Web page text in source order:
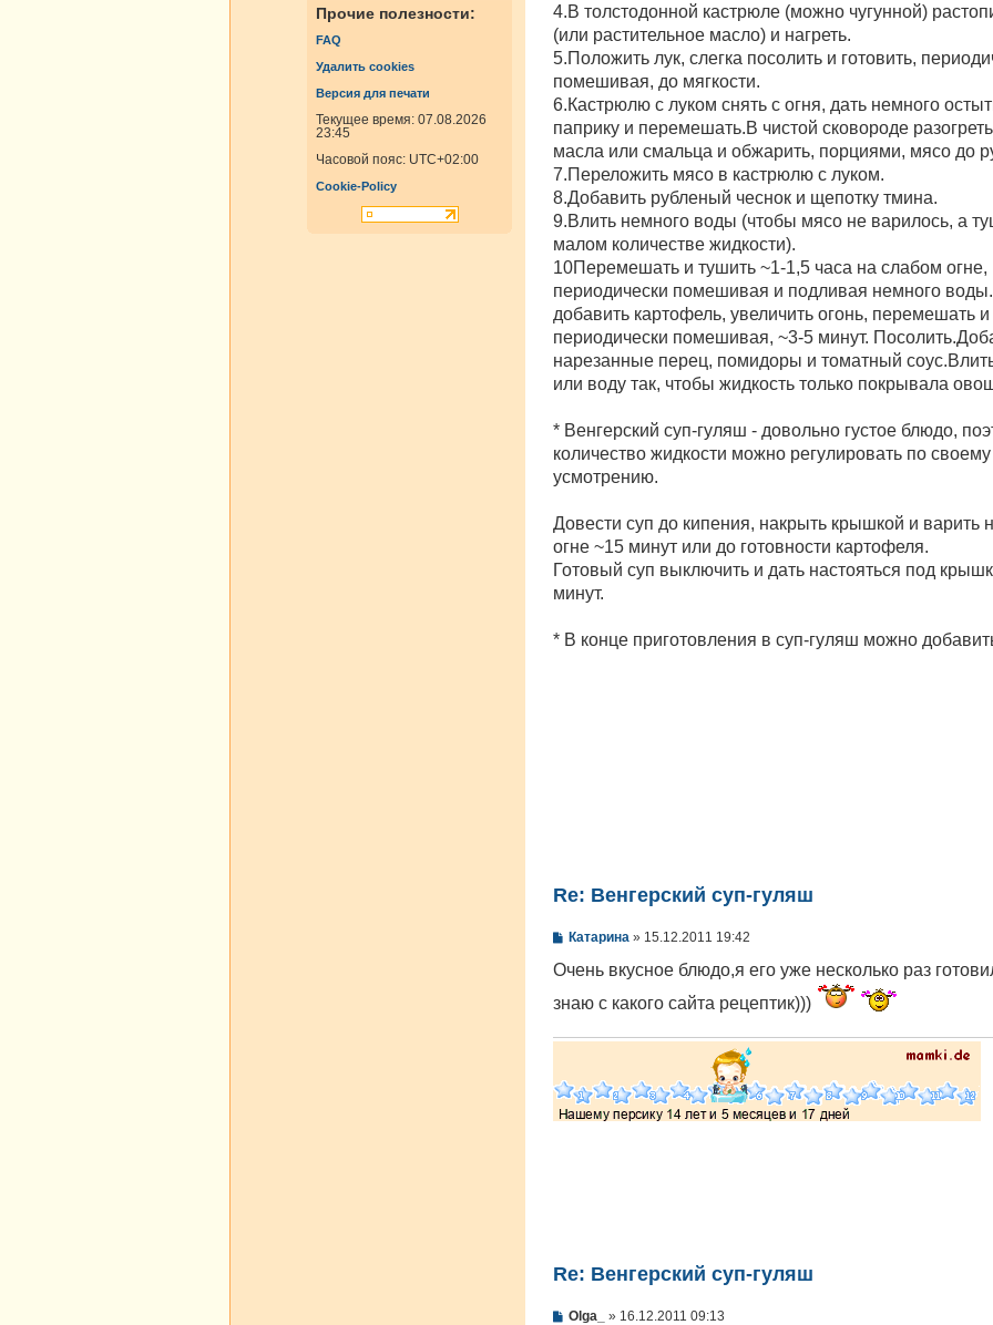
Прочие полезности:
FAQ
Удалить cookies
Версия для печати
Текущее время: 07.08.2026
23:45
Часовой пояс: UTC+02:00
Cookie-Policy
4.В толстодонной кастрюле (можно чугунной)
(или растительное масло) и нагреть.
5.Положить лук, слегка посолить и готовить,
помешивая, до мягкости.
6.Кастрюлю с луком снять с огня, дать немного
паприку и перемешать.В чистой сковороде
масла или смальца и обжарить, порциями, мясо до
7.Переложить мясо в кастрюлю с луком.
8.Добавить рубленый чеснок и щепотку тмина.
9.Влить немного воды (чтобы мясо не варилось, а
малом количестве жидкости).
10Перемешать и тушить ~1-1,5 часа на слабом огне,
периодически помешивая и подливая немного
добавить картофель, увеличить огонь, перемешать
периодически помешивая, ~3-5 минут.
нарезанные перец, помидоры и томатный
или воду так, чтобы жидкость только покрывала
* Венгерский суп-гуляш - довольно густое блюдо,
количество жидкости можно регулировать по своему
усмотрению.
Довести суп до кипения, накрыть крышкой и варить
огне ~15 минут или до готовности картофеля.
Готовый суп выключить и дать настояться под
минут.
* В конце приготовления в суп-гуляш можно
Re: Венгерский суп-гуляш
С
о
щ
е
и
Катарина » 15.12.2011 19:42
Очень вкусное блюдо,я его уже несколько раз
знаю с какого сайта рецептик)))
Re: Венгерский суп-гуляш
С
Olga_ » 16.12.2011 09:13